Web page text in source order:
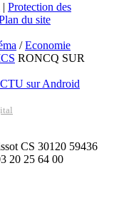
| Protection des
du site
/Economie
RONCQ SUR
CS 30120 59436
20 25 64 00